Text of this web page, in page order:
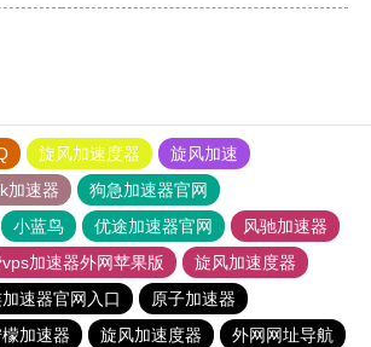
旋风加速度器
旋风加速
加速器
狗急加速器官网
小蓝鸟 优途加速器官网
风驰加速器
加速器外网苹果版
旋风加速度器
速器官网入口
原子加速器
加速器 旋风加速度器
外网网址导航